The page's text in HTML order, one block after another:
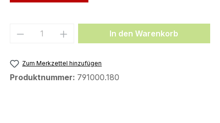
Produkt Anzahl: Gib denIn den Warenkorb
Zum Merkzettel hinzufügen
Produktnummer: 791000.180